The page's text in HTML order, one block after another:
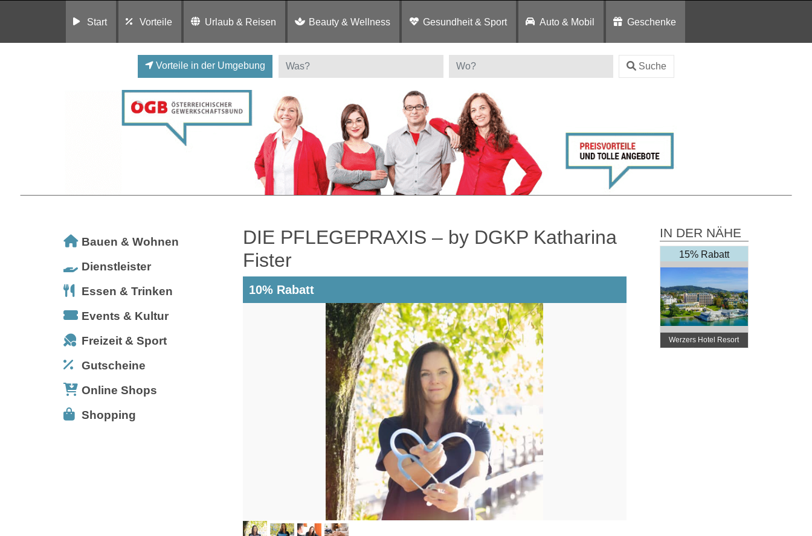
Start Vorteile Urlaub & Reisen Beauty & Wellness Gesundheit & Sport Auto & Mobil Geschenke
Vorteile in der Umgebung Suche
Bauen & Wohnen
Dienstleister
Essen & Trinken
Events & Kultur
Freizeit & Sport
Gutscheine
Online Shops
Shopping
DIE PFLEGEPRAXIS – by DGKP Katharina
Fister
10% Rabatt
IN DER NÄHE
15% Rabatt
Werzers Hotel Resort
Pörtschach